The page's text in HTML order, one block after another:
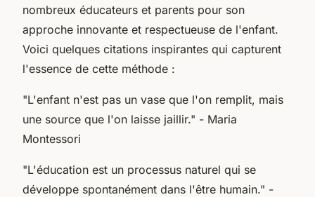
nombreux éducateurs et parents pour son
approche innovante et respectueuse de l'enfant.
Voici quelques citations inspirantes qui capturent
l'essence de cette méthode :
"L'enfant n'est pas un vase que l'on remplit, mais
une source que l'on laisse jaillir." - Maria
Montessori
"L'éducation est un processus naturel qui se
développe spontanément dans l'être humain." -